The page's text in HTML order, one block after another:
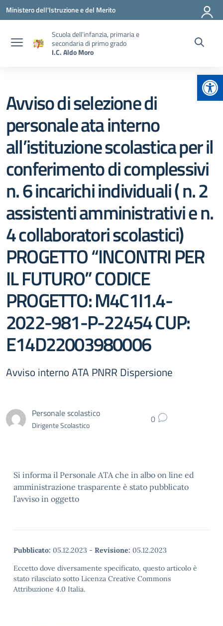
Vai ai contenuti
Vai al menu di navigazione
Vai al footer
Ministero dell'Istruzione e del Merito
Scuola dell’infanzia, primaria e
secondaria di primo grado
I.C. Aldo Moro
Avviso di selezione di
personale ata interno
all’istituzione scolastica per il
conferimento di complessivi
n. 6 incarichi individuali ( n. 2
assistenti amministrativi e n.
4 collaboratori scolastici)
PROGETTO “INCONTRI PER
IL FUTURO” CODICE
PROGETTO: M4C1I1.4-
2022-981-P-22454 CUP:
E14D22003980006
Avviso interno ATA PNRR Dispersione
Personale scolastico
Dirigente Scolastico 0
Si informa il Personale ATA che in albo on line ed
amministrazione trasparente è stato pubblicato
l’avviso in oggetto
Pubblicato: 05.12.2023 - Revisione: 05.12.2023
Eccetto dove diversamente specificato, questo articolo è
stato rilasciato sotto Licenza Creative Commons
Attribuzione 4.0 Italia.